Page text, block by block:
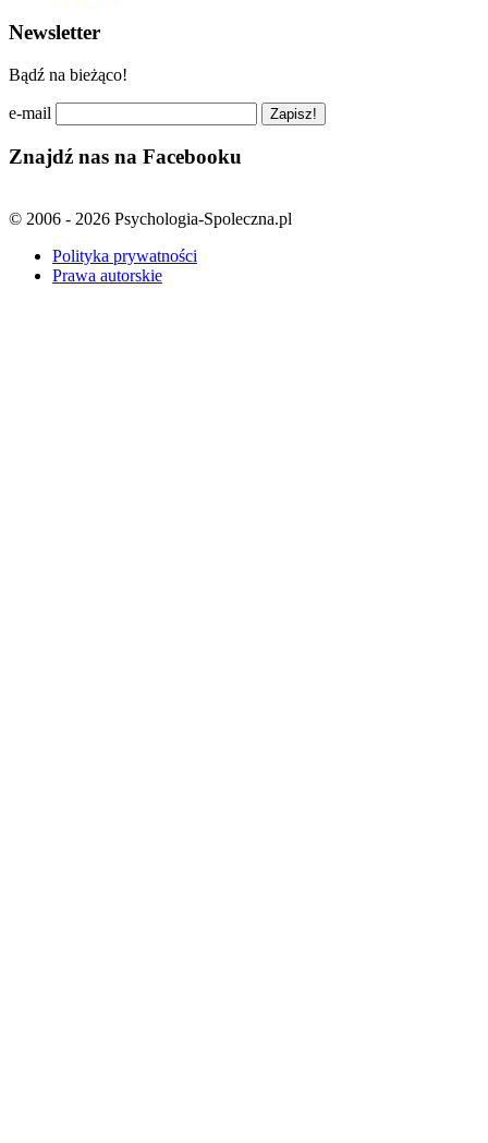
Newsletter
Bądź na bieżąco!
e-mail
Znajdź nas na Facebooku
© 2006 - 2026 Psychologia-Spoleczna.pl
Polityka prywatności
Prawa autorskie